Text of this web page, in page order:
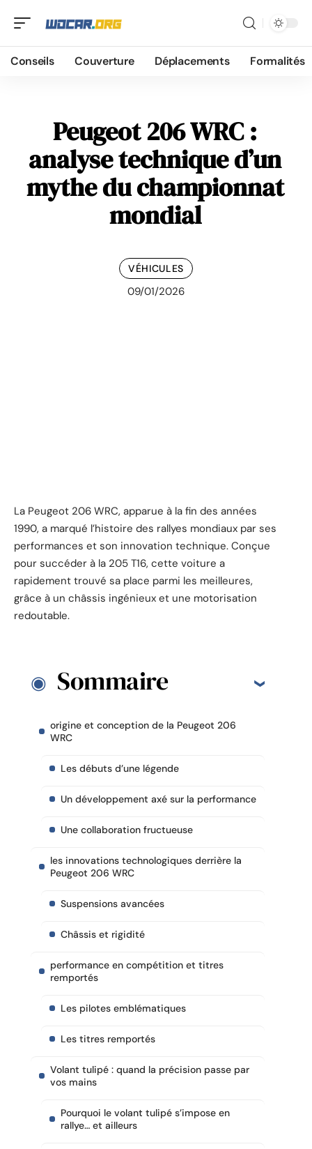
Conseils Couverture Déplacements Formalités
Peugeot 206 WRC :
analyse technique d’un
mythe du championnat
mondial
VÉHICULES
09/01/2026
La Peugeot 206 WRC, apparue à la fin des années
1990, a marqué l’histoire des rallyes mondiaux par ses
performances et son innovation technique. Conçue
pour succéder à la 205 T16, cette voiture a
rapidement trouvé sa place parmi les meilleures,
grâce à un châssis ingénieux et une motorisation
redoutable.
Sommaire
origine et conception de la Peugeot 206
WRC
Les débuts d’une légende
Un développement axé sur la performance
Une collaboration fructueuse
les innovations technologiques derrière la
Peugeot 206 WRC
Suspensions avancées
Châssis et rigidité
performance en compétition et titres
remportés
Les pilotes emblématiques
Les titres remportés
Volant tulipé : quand la précision passe par
vos mains
Pourquoi le volant tulipé s’impose en
rallye… et ailleurs